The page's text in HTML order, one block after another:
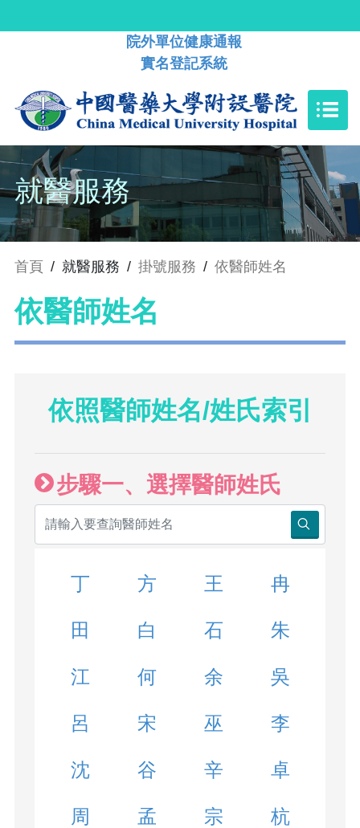
院外單位健康通報
實名登記系統
就醫服務
首頁 / 就醫服務 / 掛號服務 / 依醫師姓名
依醫師姓名
依照醫師姓名/姓氏索引
步驟一、選擇醫師姓氏
丁 方 王 冉
田 白 石 朱
江 何 余 吳
呂 宋 巫 李
沈 谷 辛 卓
周 孟 宗 杭